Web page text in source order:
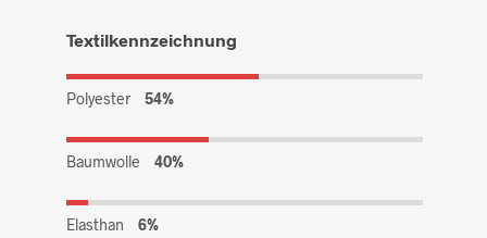
Textilkennzeichnung
Polyester 54%
Baumwolle 40%
Elasthan 6%